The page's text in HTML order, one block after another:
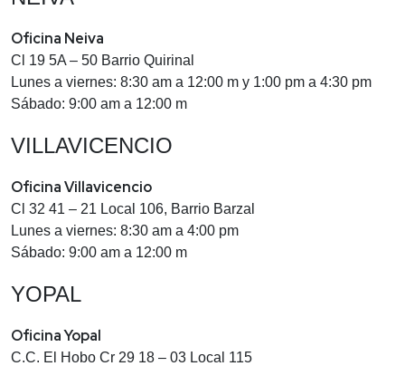
Oficina Neiva
Cl 19 5A – 50 Barrio Quirinal
Lunes a viernes: 8:30 am a 12:00 m y 1:00 pm a 4:3​0 pm
Sábado: 9:00 am a 12:00 m
VILLAVICENCIO
Oficina Villavicencio
Cl 32 41 – 21 Local 106, Barrio Barzal
Lunes a viernes: 8:30 am a 4:00 pm
Sábado: 9:00 am a 12:00 m
YOPAL
Oficina Yopal
C.C. El Hobo Cr 29 18 – 03 Local 115